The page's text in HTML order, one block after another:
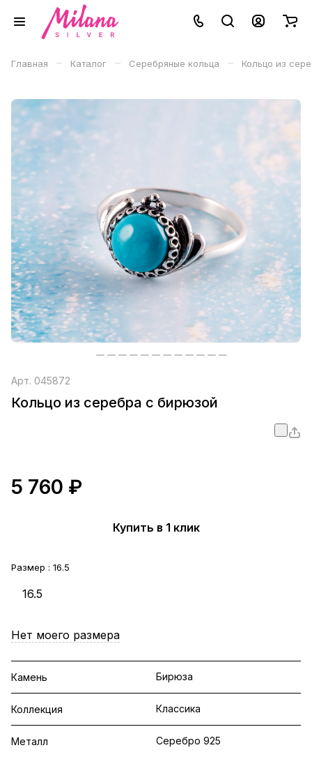
Главная – Каталог – Серебряные кольца – Кольцо из
Арт. 045872
Кольцо из серебра с бирюзой
5 760 ₽
Купить в 1 клик
Размер : 16.5
16.5
Нет моего размера
Камень Бирюза
Коллекция Классика
Металл Серебро 925